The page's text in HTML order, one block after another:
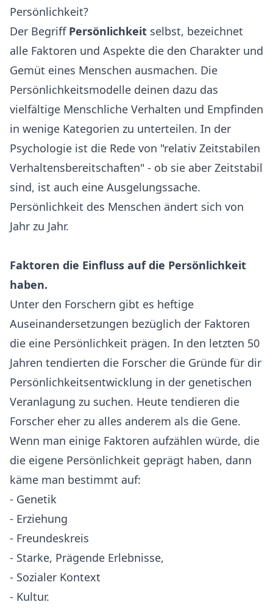
Persönlichkeit?
Der Begriff Persönlichkeit selbst, bezeichnet
alle Faktoren und Aspekte die den Charakter und
Gemüt eines Menschen ausmachen. Die
Persönlichkeitsmodelle deinen dazu das
vielfältige Menschliche Verhalten und Empfinden
in wenige Kategorien zu unterteilen. In der
Psychologie ist die Rede von "relativ Zeitstabilen
Verhaltensbereitschaften" - ob sie aber Zeitstabil
sind, ist auch eine Ausgelungssache.
Persönlichkeit des Menschen ändert sich von
Jahr zu Jahr.
Faktoren die Einfluss auf die Persönlichkeit
haben.
Unter den Forschern gibt es heftige
Auseinandersetzungen bezüglich der Faktoren
die eine Persönlichkeit prägen. In den letzten 50
Jahren tendierten die Forscher die Gründe für dir
Persönlichkeitsentwicklung in der genetischen
Veranlagung zu suchen. Heute tendieren die
Forscher eher zu alles anderem als die Gene.
Wenn man einige Faktoren aufzählen würde, die
die eigene Persönlichkeit geprägt haben, dann
käme man bestimmt auf:
- Genetik
- Erziehung
- Freundeskreis
- Starke, Prägende Erlebnisse,
- Sozialer Kontext
- Kultur.